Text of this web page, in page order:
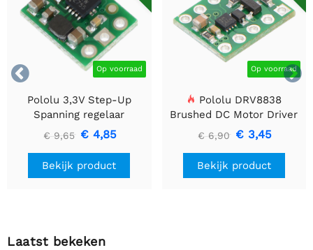

 Op voorraad
Pololu 3,3V Step-Up
Spanning regelaar
U1V10F3
€ 9,65 € 4,85
Bekijk product
Op voorraad
Pololu DRV8838
Brushed DC Motor Driver
€ 6,90 € 3,45
Bekijk product
Laatst bekeken